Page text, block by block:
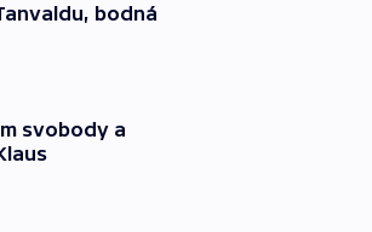
bodná
svobody a